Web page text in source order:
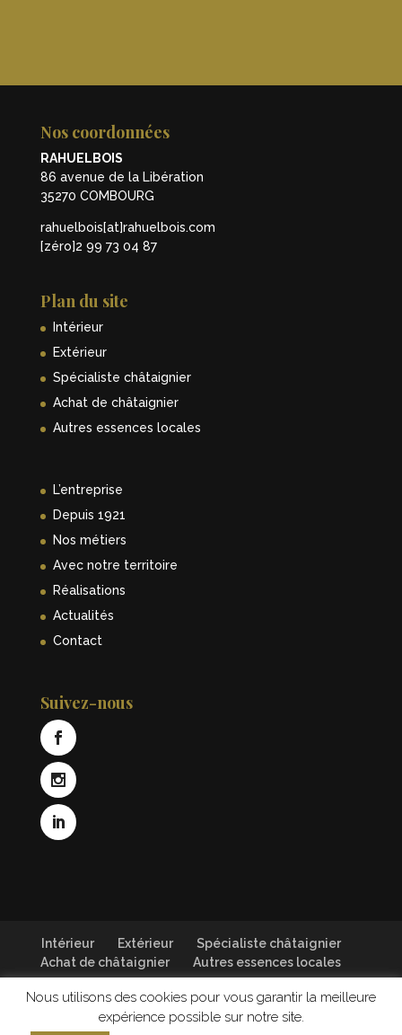
Nos coordonnées
RAHUELBOIS
86 avenue de la Libération
35270 COMBOURG
rahuelbois[at]rahuelbois.com
[zéro]2 99 73 04 87
Plan du site
Intérieur
Extérieur
Spécialiste châtaignier
Achat de châtaignier
Autres essences locales
L’entreprise
Depuis 1921
Nos métiers
Avec notre territoire
Réalisations
Actualités
Contact
Suivez-nous
Intérieur Extérieur
Spécialiste châtaignier
Achat de châtaignier
Autres essences locales
© 2018 UN DES SENS Design global - Tous droits
réservés Rahuel Bois -
Nous utilisons des cookies pour vous garantir la meilleure
expérience possible sur notre site.